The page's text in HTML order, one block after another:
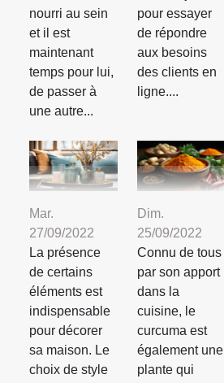
nourri au sein
et il est
maintenant
temps pour lui,
de passer à
une autre...
pour essayer
de répondre
aux besoins
des clients en
ligne....
Mar.
27/09/2022
La présence
de certains
éléments est
indispensable
pour décorer
sa maison. Le
choix de style
Dim.
25/09/2022
Connu de tous
par son apport
dans la
cuisine, le
curcuma est
également une
plante qui